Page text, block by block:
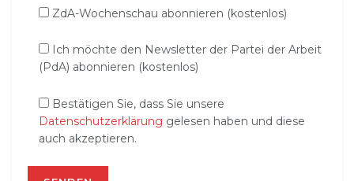
ZdA-Wochenschau abonnieren (kostenlos)
Ich möchte den Newsletter der Partei der Arbeit
(PdA) abonnieren (kostenlos)
Bestätigen Sie, dass Sie unsere
Datenschutzerklärung gelesen haben und diese
auch akzeptieren.